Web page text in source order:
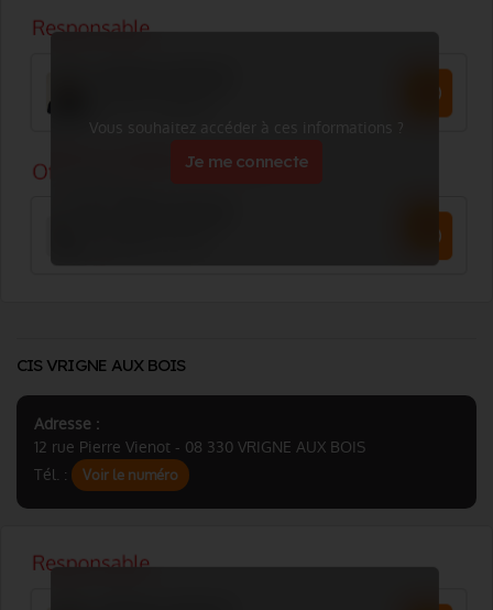
Vous souhaitez accéder à ces informations ?
Je me connecte
CIS VRIGNE AUX BOIS
Adresse :
12 rue Pierre Vienot - 08 330 VRIGNE AUX BOIS
Tél. :
Voir le numéro